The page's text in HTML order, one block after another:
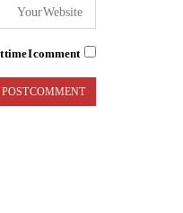
time I comment.